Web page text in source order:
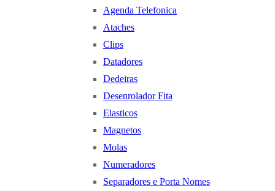
Agenda Telefonica
Ataches
Clips
Datadores
Dedeiras
Desenrolador Fita
Elasticos
Magnetos
Molas
Numeradores
Separadores e Porta Nomes